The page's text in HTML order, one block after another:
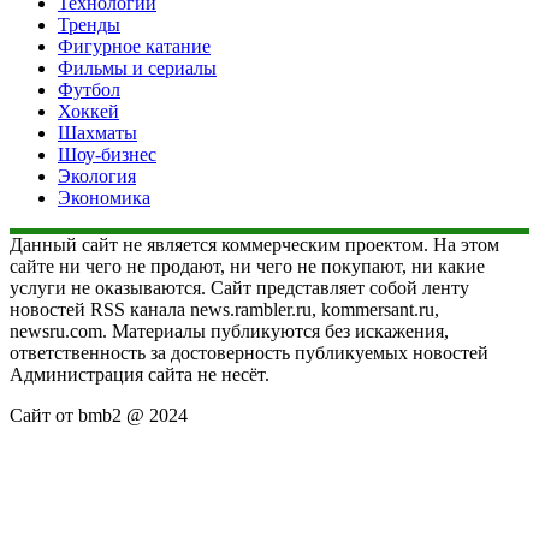
Тренды
Фигурное катание
Фильмы и сериалы
Футбол
Хоккей
Шахматы
Шоу-бизнес
Экология
Экономика
Данный сайт не является коммерческим проектом. На этом
сайте ни чего не продают, ни чего не покупают, ни какие
услуги не оказываются. Сайт представляет собой ленту
новостей RSS канала news.rambler.ru, kommersant.ru,
newsru.com. Материалы публикуются без искажения,
ответственность за достоверность публикуемых новостей
Администрация сайта не несёт.
Сайт от bmb2 @ 2024